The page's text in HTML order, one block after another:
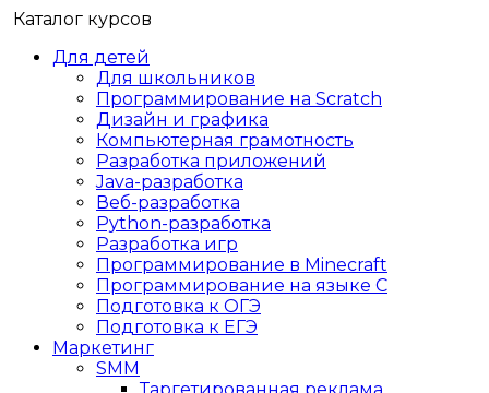
Каталог курсов
Для детей
Для школьников
Программирование на Scratch
Дизайн и графика
Компьютерная грамотность
Разработка приложений
Java-разработка
Веб-разработка
Python-разработка
Разработка игр
Программирование в Minecraft
Программирование на языке C
Подготовка к ОГЭ
Подготовка к ЕГЭ
Маркетинг
SMM